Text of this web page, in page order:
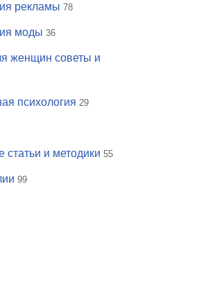
рекламы 78
моды 36
женщин советы и
психология 29
статьи и методики 55
99